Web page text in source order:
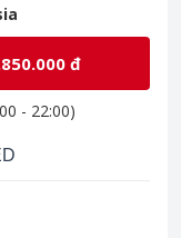
đ
- 22:00)